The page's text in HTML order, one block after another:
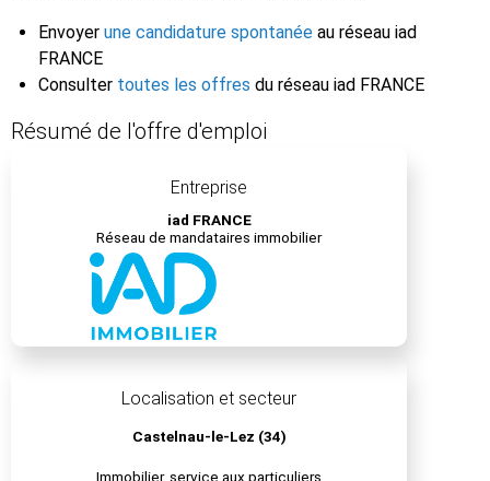
Envoyer une candidature spontanée au réseau iad
FRANCE
Consulter toutes les offres du réseau iad FRANCE
Résumé de l'offre d'emploi
Entreprise
iad FRANCE
Réseau de mandataires immobilier
Localisation et secteur
Castelnau-le-Lez (34)
Immobilier, service aux particuliers